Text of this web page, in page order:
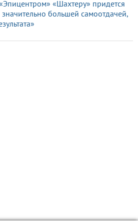
«Шахтеру» придется
большей самоотдачей,